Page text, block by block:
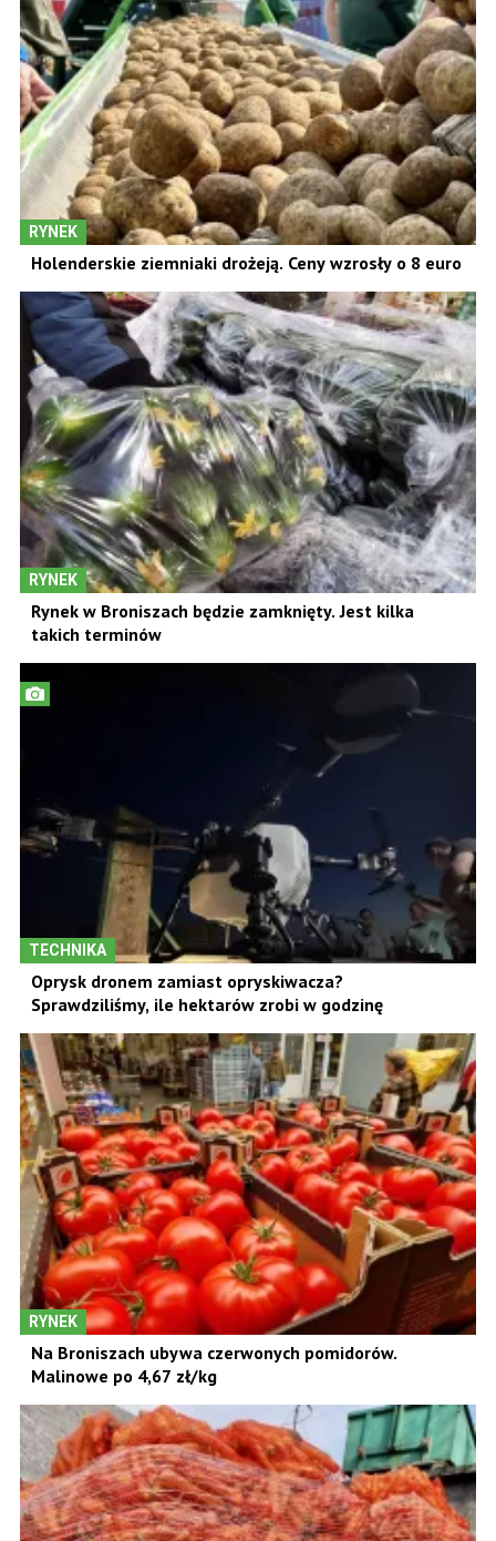
RYNEK
Holenderskie ziemniaki drożeją. Ceny wzrosły o 8 euro
RYNEK
Rynek w Broniszach będzie zamknięty. Jest kilka
takich terminów
TECHNIKA
Oprysk dronem zamiast opryskiwacza?
Sprawdziliśmy, ile hektarów zrobi w godzinę
RYNEK
Na Broniszach ubywa czerwonych pomidorów.
Malinowe po 4,67 zł/kg